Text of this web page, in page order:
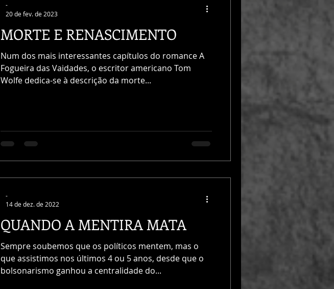
MORTE E RENASCIMENTO
Num dos mais interessantes capítulos do romance A
Fogueira das Vaidades, o escritor americano Tom
Wolfe dedica-se à descrição da morte...
-
20 de fev. de 2023
QUANDO A MENTIRA MATA
Sempre soubemos que os políticos mentem, mas o
que assistimos nos últimos 4 ou 5 anos, desde que o
bolsonarismo ganhou a centralidade do...
-
14 de dez. de 2022